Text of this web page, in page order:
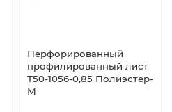
Перфорированный
профилированный лист
Т50-1056-0,85 Полиэстер-
М